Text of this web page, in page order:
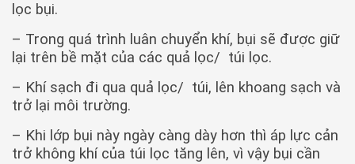
lọc bụi.
– Trong quá trình luân chuyển khí, bụi sẽ được giữ
lại trên bề mặt của các quả lọc/ túi lọc.
– Khí sạch đi qua quả lọc/ túi, lên khoang sạch và
trở lại môi trường.
– Khi lớp bụi này ngày càng dày hơn thì áp lực cản
trở không khí của túi lọc tăng lên, vì vậy bụi cần